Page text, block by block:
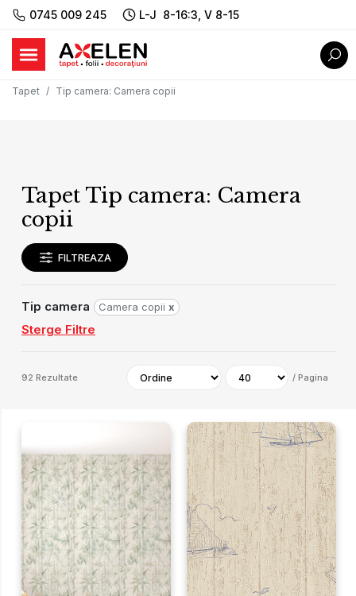
0745 009 245 L-J 8-16:3, V 8-15
Tapet Tip camera: Camera copii
Tapet Tip camera: Camera
copii
FILTREAZA
Tip camera Camera copii x
Sterge Filtre
92 Rezultate / Pagina